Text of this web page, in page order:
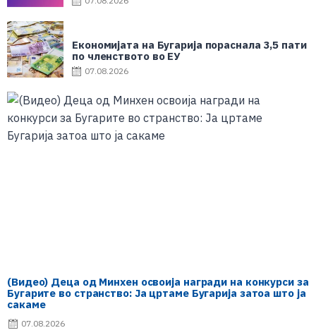
Економијата на Бугарија пораснала 3,5 пати
по членството во ЕУ
07.08.2026
(Видео) Деца од Минхен освоија награди на конкурси за
Бугарите во странство: Ја цртаме Бугарија затоа што ја
сакаме
07.08.2026